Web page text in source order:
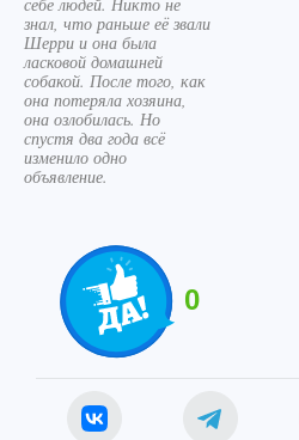
знал, что раньше её звали
Шерри и она была
ласковой домашней
собакой. После того, как
она потеряла хозяина,
она озлобилась. Но
спустя два года всё
изменило одно
объявление.
0